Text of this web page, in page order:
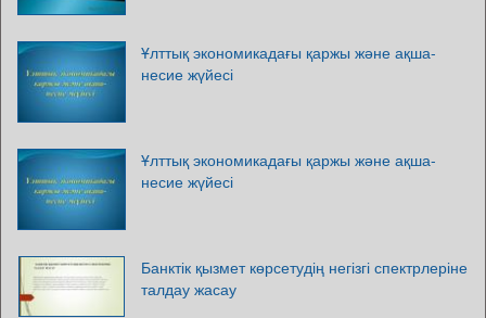
Ұлттық экономикадағы қаржы және ақша-
несие жүйесі
Ұлттық экономикадағы қаржы және ақша-
несие жүйесі
Банктік қызмет көрсетудің негізгі спектрлеріне
талдау жасау